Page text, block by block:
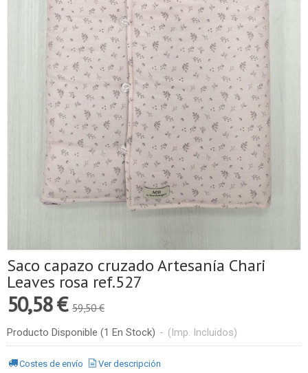
Saco capazo cruzado Artesanía Chari
Leaves rosa ref.527
50,58 € 59,50 €
Producto Disponible (1 En Stock) - (Imp. Incluidos)
Costes de envío Ver descripción